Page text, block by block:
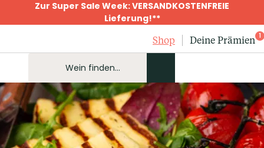
Zur Super Sale Week: VERSANDKOSTENFREIE
Lieferung!**
Shop
Deine Prämien 1